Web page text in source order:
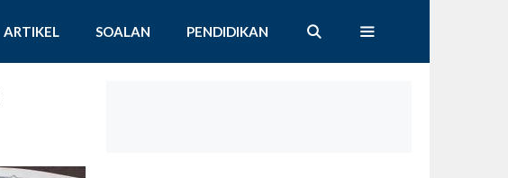
ARTIKEL SOALAN PENDIDIKAN